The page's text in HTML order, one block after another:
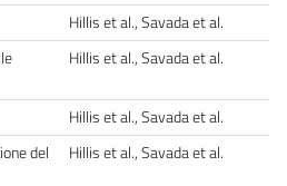
Hillis et al., Savada et al.
Hillis et al., Savada et al.
Hillis et al., Savada et al.
del
Hillis et al., Savada et al.